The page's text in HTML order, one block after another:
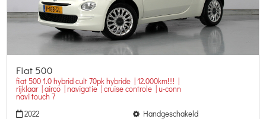
Fiat 500
fiat 500 1.0 hybrid cult 70pk hybride | 12.000km!!!! |
rijklaar | airco | navigatie | cruise controle | u-conn
navi touch 7
2022
Handgeschakeld